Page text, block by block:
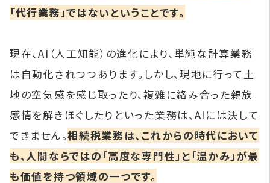
「代行業務」ではないということです。
現在、AI（人工知能）の進化により、単純な計算業務
は自動化されつつあります。しかし、現地に行って土
地の空気感を感じ取ったり、複雑に絡み合った親族
感情を解きほぐしたりといった業務は、AIには決して
できません。相続税業務は、これからの時代において
も、人間ならではの「高度な専門性」と「温かみ」が最
も価値を持つ領域の一つです。